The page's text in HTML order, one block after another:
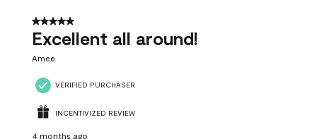
25
Reviews
5 out of 5 stars.
Excellent all around!
Amee
VERIFIED PURCHASER
INCENTIVIZED REVIEW
4 months ago